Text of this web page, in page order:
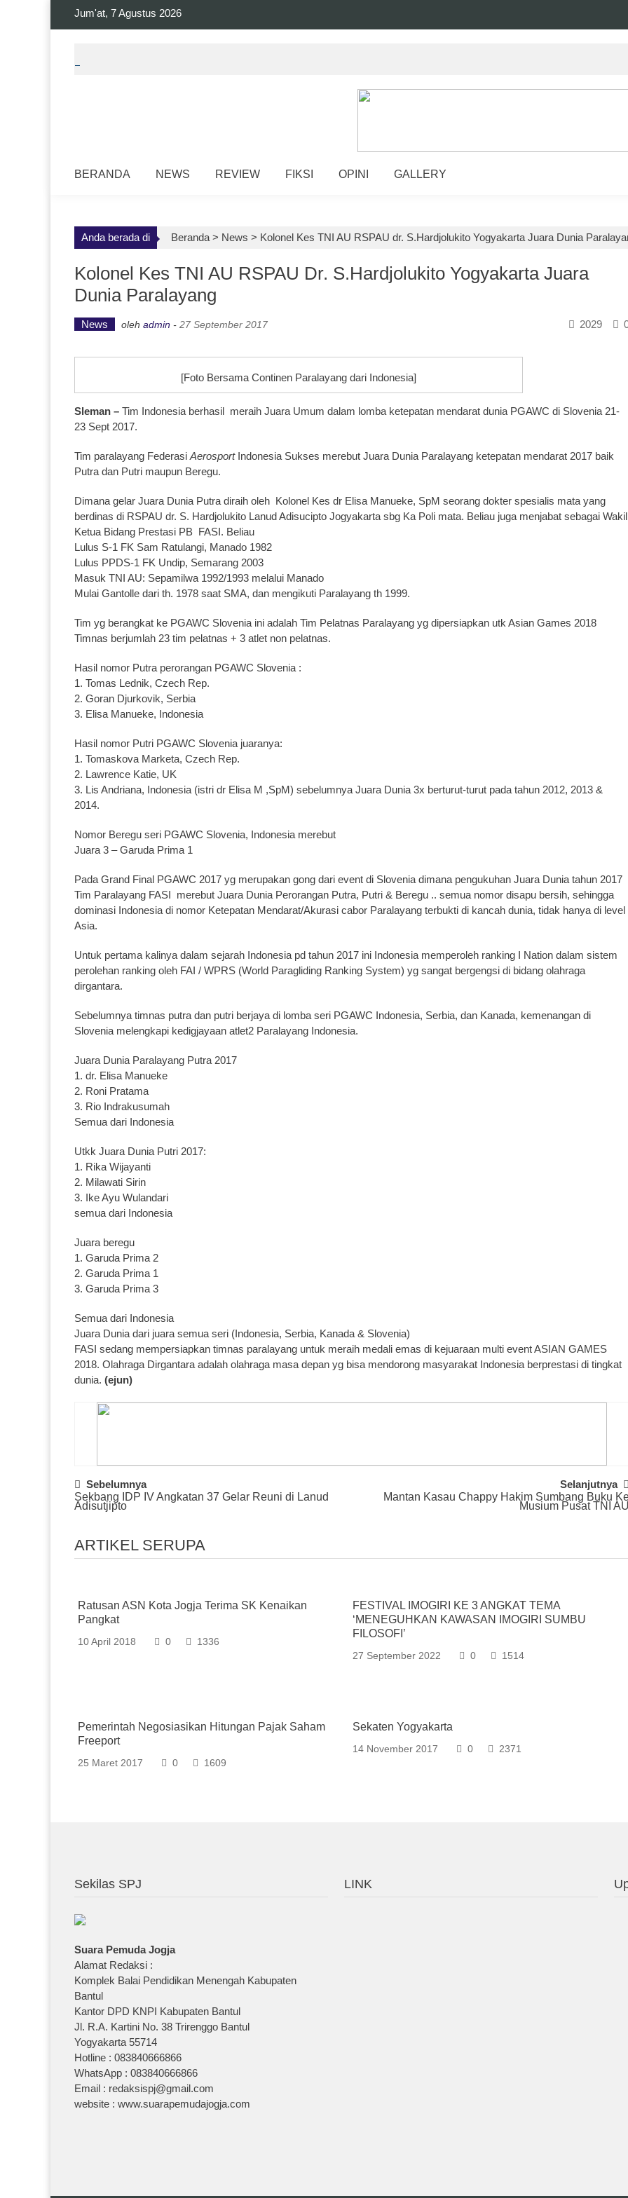
Jum'at, 7 Agustus 2026
BERANDA NEWS REVIEW FIKSI OPINI GALLERY
Anda berada di Beranda > News > Kolonel Kes TNI AU RSPAU dr. S.Hardjolukito Yogyakarta Juara Dunia
Kolonel Kes TNI AU RSPAU Dr. S.Hardjolukito Yogyakarta Juara
Dunia Paralayang
News oleh admin - 27 September 2017 2029
[Foto Bersama Continen Paralayang dari Indonesia]
Sleman – Tim Indonesia berhasil meraih Juara Umum dalam lomba ketepatan mendarat dunia PGAWC di Slovenia 21-
23 Sept 2017.
Tim paralayang Federasi AerosportIndonesia Sukses merebut Juara Dunia Paralayang ketepatan mendarat 2017 baik
Putra dan Putri maupun Beregu.
Dimana gelar Juara Dunia Putra diraih oleh Kolonel Kes dr Elisa Manueke, SpM seorang dokter spesialis mata yang
berdinas di RSPAU dr. S. Hardjolukito Lanud Adisucipto Jogyakarta sbg Ka Poli mata. Beliau juga menjabat sebagai Wakil
Ketua Bidang Prestasi PB FASI. Beliau
Lulus S-1 FK Sam Ratulangi, Manado 1982
Lulus PPDS-1 FK Undip, Semarang 2003
Masuk TNI AU: Sepamilwa 1992/1993 melalui Manado
Mulai Gantolle dari th. 1978 saat SMA, dan mengikuti Paralayang th 1999.
Tim yg berangkat ke PGAWC Slovenia ini adalah Tim Pelatnas Paralayang yg dipersiapkan utk Asian Games 2018
Timnas berjumlah 23 tim pelatnas + 3 atlet non pelatnas.
Hasil nomor Putra perorangan PGAWC Slovenia :
1. Tomas Lednik, Czech Rep.
2. Goran Djurkovik, Serbia
3. Elisa Manueke, Indonesia
Hasil nomor Putri PGAWC Slovenia juaranya:
1. Tomaskova Marketa, Czech Rep.
2. Lawrence Katie, UK
3. Lis Andriana, Indonesia (istri dr Elisa M ,SpM) sebelumnya Juara Dunia 3x berturut-turut pada tahun 2012, 2013 &
2014.
Nomor Beregu seri PGAWC Slovenia, Indonesia merebut
Juara 3 – Garuda Prima 1
Pada Grand Final PGAWC 2017 yg merupakan gong dari event di Slovenia dimana pengukuhan Juara Dunia tahun 2017
Tim Paralayang FASI merebut Juara Dunia Perorangan Putra, Putri & Beregu .. semua nomor disapu bersih, sehingga
dominasi Indonesia di nomor Ketepatan Mendarat/Akurasi cabor Paralayang terbukti di kancah dunia, tidak hanya di level
Asia.
Untuk pertama kalinya dalam sejarah Indonesia pd tahun 2017 ini Indonesia memperoleh ranking I Nation dalam sistem
perolehan ranking oleh FAI / WPRS (World Paragliding Ranking System) yg sangat bergengsi di bidang olahraga
dirgantara.
Sebelumnya timnas putra dan putri berjaya di lomba seri PGAWC Indonesia, Serbia, dan Kanada, kemenangan di
Slovenia melengkapi kedigjayaan atlet2 Paralayang Indonesia.
Juara Dunia Paralayang Putra 2017
1. dr. Elisa Manueke
2. Roni Pratama
3. Rio Indrakusumah
Semua dari Indonesia
Utkk Juara Dunia Putri 2017:
1. Rika Wijayanti
2. Milawati Sirin
3. Ike Ayu Wulandari
semua dari Indonesia
Juara beregu
1. Garuda Prima 2
2. Garuda Prima 1
3. Garuda Prima 3
Semua dari Indonesia
Juara Dunia dari juara semua seri (Indonesia, Serbia, Kanada & Slovenia)
FASI sedang mempersiapkan timnas paralayang untuk meraih medali emas di kejuaraan multi event ASIAN GAMES
2018. Olahraga Dirgantara adalah olahraga masa depan yg bisa mendorong masyarakat Indonesia berprestasi di tingkat
dunia. (ejun)
Post
Navigation
Sebelumnya
Sekbang IDP IV Angkatan 37 Gelar Reuni di Lanud
Adisutjipto
Selanjutnya
Mantan Kasau Chappy Hakim Sumbang Buku
Musium Pusat TNI
ARTIKEL SERUPA
Ratusan ASN Kota Jogja Terima SK Kenaikan
Pangkat
10 April 2018 0 1336
FESTIVAL IMOGIRI KE 3 ANGKAT TEMA
‘MENEGUHKAN KAWASAN IMOGIRI SUMBU
FILOSOFI’
27 September 2022 0 1514
Pemerintah Negosiasikan Hitungan Pajak Saham
Freeport
25 Maret 2017 0 1609
Sekaten Yogyakarta
14 November 2017 0 2371
Sekilas SPJ
Suara Pemuda Jogja
Alamat Redaksi :
Komplek Balai Pendidikan Menengah Kabupaten
Bantul
Kantor DPD KNPI Kabupaten Bantul
Jl. R.A. Kartini No. 38 Trirenggo Bantul
Yogyakarta 55714
Hotline : 083840666866
WhatsApp : 083840666866
Email : redaksispj@gmail.com
website : www.suarapemudajogja.com
LINK